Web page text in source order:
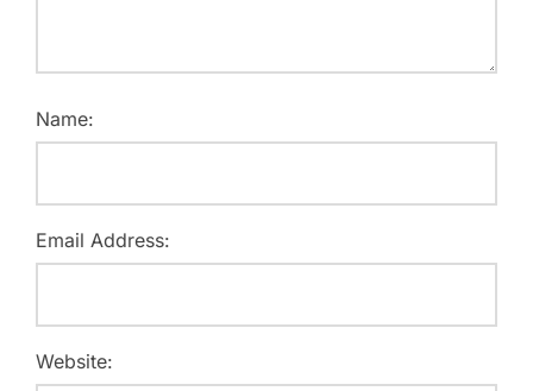
Name:
Email Address:
Website: